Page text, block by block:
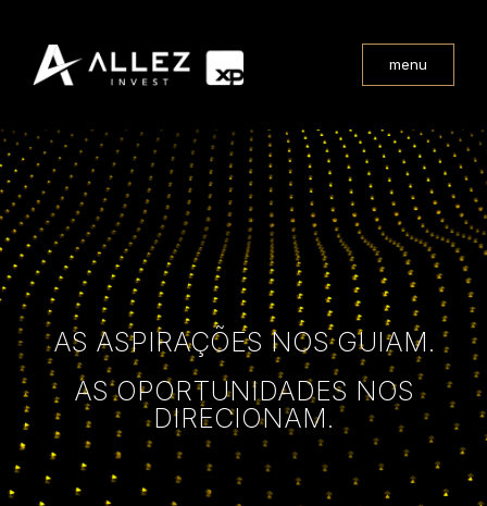
menu
AS ASPIRAÇÕES NOS GUIAM.
AS OPORTUNIDADES NOS
DIRECIONAM.